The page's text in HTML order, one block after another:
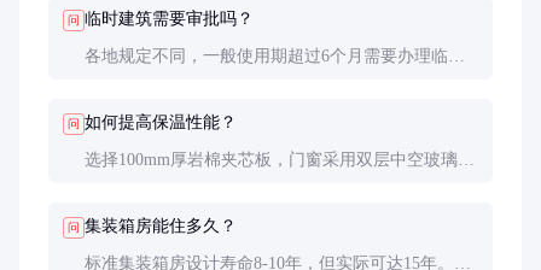
问 临时建筑需要审批吗？
各地规定不同，一般使用期超过6个月需要办理临时
问 如何提高保温性能？
选择100mm厚岩棉夹芯板，门窗采用双层中空玻璃，
问 集装箱房能住多久？
标准集装箱房设计寿命8-10年，但实际可达15年。需